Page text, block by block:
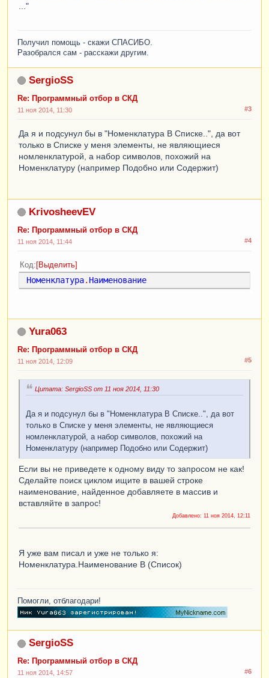
..."
Получил помощь - скажи СПАСИБО.
Разобрался сам - расскажи другим.
SergioSS
Re: Программный отбор в СКД
#3
11 ноя 2014, 11:30
Да я и подсунул бы в "Номенклатура В Списке..", да вот
только в Списке у меня элементы, не являющиеся
номленклатурой, а набор символов, похожий на
Номенклатуру (например Подобно или Содержит)
KrivosheevEV
Re: Программный отбор в СКД
#4
11 ноя 2014, 11:44
Код Выделить
Номенклатура. Наименование
Yura063
Re: Программный отбор в СКД
#5
11 ноя 2014, 12:09
Цитата: SergioSS от 11 ноя 2014, 11:30
Да я и подсунул бы в "Номенклатура В Списке..", да вот
только в Списке у меня элементы, не являющиеся
номленклатурой, а набор символов, похожий на
Номенклатуру (например Подобно или Содержит)
Если вы не приведете к одному виду то запросом не как!
Сделайте поиск циклом ищите в вашей строке
наименование, найденное добавляете в массив и
вставляйте в запрос!
Добавлено: 11 ноя 2014, 12:11
Я уже вам писал и уже не только я:
Номенклатура.Наименование В (Список)
Помогли, отблагодари!
SergioSS
Re: Программный отбор в СКД
#6
11 ноя 2014, 14:57